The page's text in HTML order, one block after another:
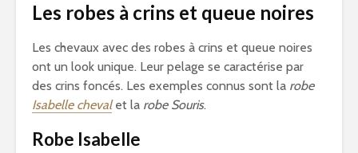
Les robes à crins et queue noires
Les chevaux avec des robes à crins et queue noires
ont un look unique. Leur pelage se caractérise par
des crins foncés. Les exemples connus sont la robe
Isabelle chevalet la robe Souris.
Robe Isabelle